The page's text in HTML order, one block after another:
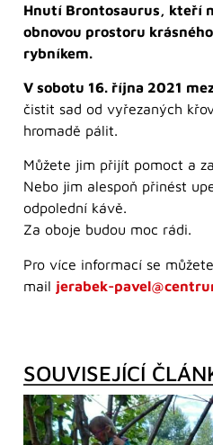
Hnutí Brontosaurus, kteří
obnovou prostoru
rybníkem.
V sobotu 16. října 2021
čistit sad od vyřezaných
hromadě pálit.
Můžete jim přijít pomoct a
Nebo jim alespoň přinést
odpolední kávě.
Za oboje budou moc rádi.
Pro více informací se
mail jerabek-
SOUVISEJÍCÍ